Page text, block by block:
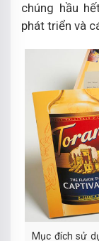
chúng hầu
phát triển và
Mục đích sử